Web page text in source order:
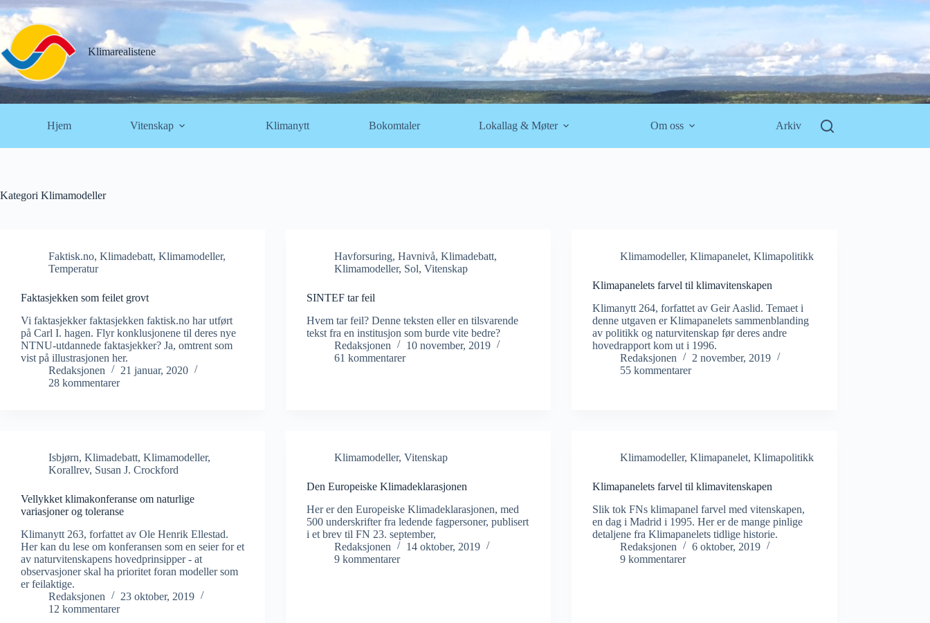
Hopp
til
innholdet
Klimarealistene
Hjem Vitenskap Klimanytt Bokomtaler Lokallag & Møter Om oss Arkiv
Kategori Klimamodeller
Faktisk.no, Klimadebatt, Klimamodeller,
Temperatur
Faktasjekken som feilet grovt
Vi faktasjekker faktasjekken faktisk.no har utført
på Carl I. hagen. Flyr konklusjonene til deres nye
NTNU-utdannede faktasjekker? Ja, omtrent som
vist på illustrasjonen her.
Redaksjonen
21 januar, 2020
28 kommentarer
Havforsuring,Havnivå,Klimadebatt,
Klimamodeller, Sol,Vitenskap
SINTEF tar feil
Hvem tar feil? Denne teksten eller en tilsvarende
tekst fra en institusjon som burde vite bedre?
Redaksjonen
10 november, 2019
61 kommentarer
Klimamodeller,Klimapanelet,Klimapolitikk
Klimapanelets farvel til klimavitenskapen
Klimanytt 264, forfattet av Geir Aaslid. Temaet i
denne utgaven er Klimapanelets sammenblanding
av politikk og naturvitenskap før deres andre
hovedrapport kom ut i 1996.
Redaksjonen
2 november, 2019
55 kommentarer
Isbjørn, Klimadebatt, Klimamodeller,
Korallrev, Susan J. Crockford
Vellykket klimakonferanse om naturlige
variasjoner og toleranse
Klimanytt 263, forfattet av Ole Henrik Ellestad.
Her kan du lese om konferansen som en seier for et
av naturvitenskapens hovedprinsipper - at
observasjoner skal ha prioritet foran modeller som
er feilaktige.
Redaksjonen
23 oktober, 2019
12 kommentarer
Klimamodeller,Vitenskap
Den Europeiske Klimadeklarasjonen
Her er den Europeiske Klimadeklarasjonen, med
500 underskrifter fra ledende fagpersoner, publisert
i et brev til FN 23. september,
Redaksjonen
14 oktober, 2019
9 kommentarer
Klimamodeller,Klimapanelet,Klimapolitikk
Klimapanelets farvel til klimavitenskapen
Slik tok FNs klimapanel farvel med vitenskapen,
en dag i Madrid i 1995. Her er de mange pinlige
detaljene fra Klimapanelets tidlige historie.
Redaksjonen
6 oktober, 2019
9 kommentarer